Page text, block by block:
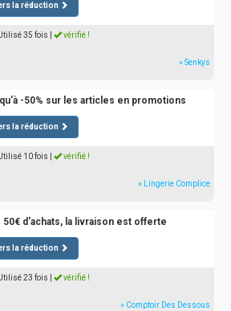
la réduction
Utilisé 35 fois vérifié !
» Senkys
-50% sur les articles en promotions
la réduction
Utilisé 10 fois vérifié !
» Lingerie Complice
50€ d'achats, la livraison est offerte
la réduction
Utilisé 23 fois vérifié !
» Comptoir Des Dessous